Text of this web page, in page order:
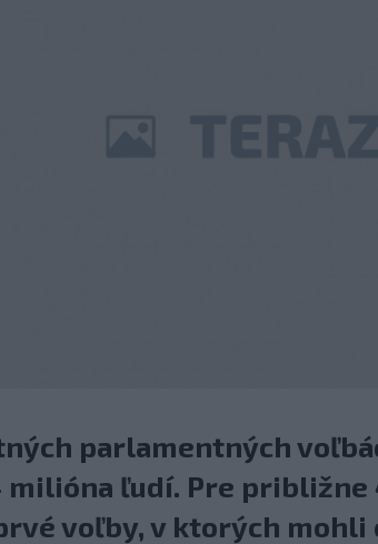
parlamentných
milióna ľudí. Pre približne
voľby, v ktorých mohli